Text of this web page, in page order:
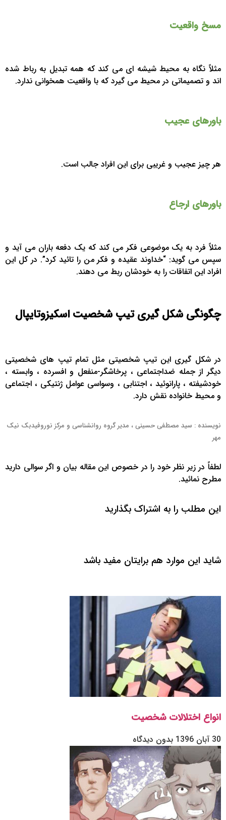
مسخ واقعیت
مثلاً نگاه به محیط شیشه ای می کند که همه تبدیل به رباط شده
اند و تصمیماتی در محیط می گیرد که با واقعیت همخوانی ندارد.
باورهای عجیب
هر چیز عجیب و غریبی برای این افراد جالب است.
باورهای ارجاع
مثلاً فرد به یک موضوعی فکر می کند که یک دفعه باران می آید و
سپس می گوید: “خداوند عقیده و فکر من را تائید کرد”. در کل این
افراد این اتفاقات را به خودشان ربط می دهند.
چگونگی شکل گیری تیپ شخصیت اسکیزوتایپال
در شکل گیری این تیپ شخصیتی مثل تمام تیپ های شخصیتی
دیگر از جمله ضداجتماعی ، پرخاشگر-منفعل و افسرده ، وابسته ،
خودشیفته ، پارانوئید ، اجتنابی ، وسواسی عوامل ژنتیکی ، اجتماعی
و محیط خانواده نقش دارد.
نویسنده : سید مصطفی حسینی ، مدیر گروه روانشناسی و مرکز نوروفیدبک نیک
مهر
لطفاً در زیر نظر خود را در خصوص این مقاله بیان و اگر سوالی دارید
مطرح نمائید.
این مطلب را به اشتراک بگذارید
شاید این موارد هم برایتان مفید باشد
انواع اختلالات شخصیت
30 آبان 1396 بدون دیدگاه